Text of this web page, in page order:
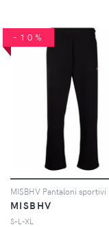
-10%
MISBHV
S-L-XL